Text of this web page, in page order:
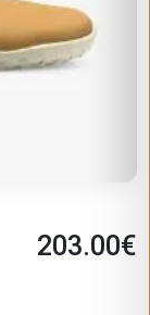
203.00€